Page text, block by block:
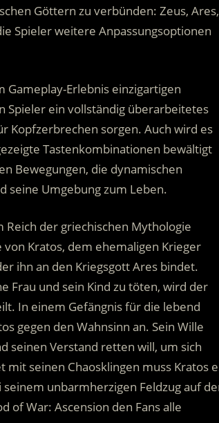
Göttern zu verbünden: Zeus, Ares,
Spieler weitere Anpassungsoptionen
Erlebnis einzigartigen
Spieler ein vollständig überarbeitetes
Kopfzerbrechen sorgen. Auch wird es
Tastenkombinationen bewältigt
Bewegungen, die dynamischen
seine Umgebung zum Leben.
der griechischen Mythologie
Kratos, dem ehemaligen Krieger
ihn an den Kriegsgott Ares bindet.
Frau und sein Kind zu töten, wird der
In einem Gefängnis für die lebend
gegen den Wahnsinn an. Sein Wille
seinen Verstand retten will, um sich
seinen Chaosklingen muss Kratos
unbarmherzigen Feldzug auf
of War: Ascension den Fans alle